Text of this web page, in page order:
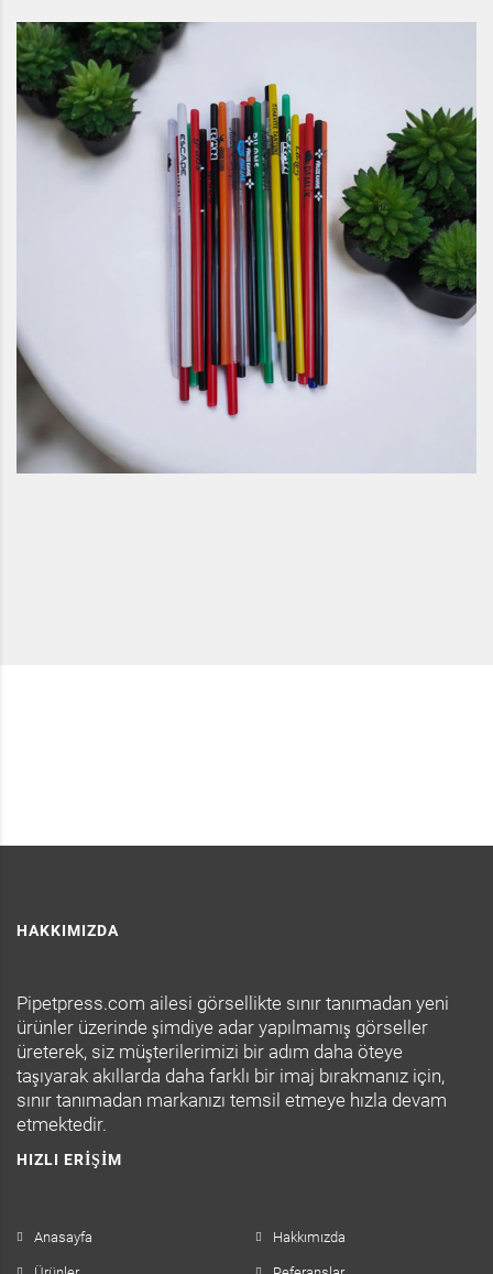
HAKKIMIZDA
Pipetpress.com ailesi görsellikte sınır tanımadan yeni
ürünler üzerinde şimdiye adar yapılmamış görseller
üreterek, siz müşterilerimizi bir adım daha öteye
taşıyarak akıllarda daha farklı bir imaj bırakmanız için,
sınır tanımadan markanızı temsil etmeye hızla devam
etmektedir.
HIZLI ERIŞIM
Anasayfa Hakkımızda